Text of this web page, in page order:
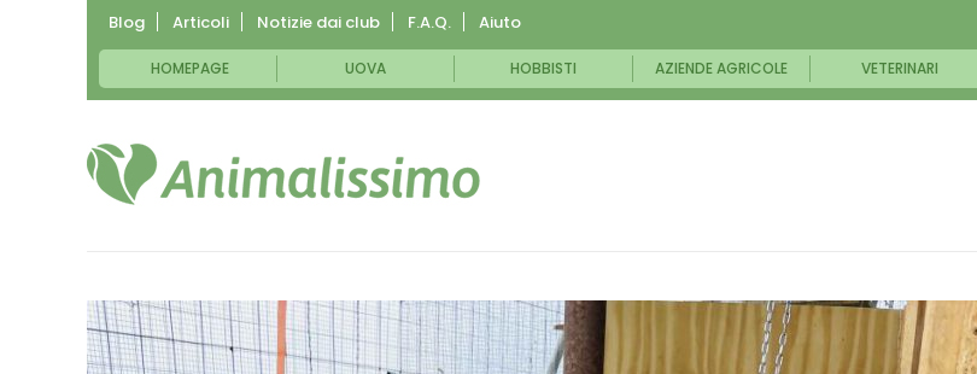
Blog Articoli Notizie dai club F.A.Q. Aiuto
HOMEPAGE UOVA HOBBISTI AZIENDE AGRICOLE VETERINARI